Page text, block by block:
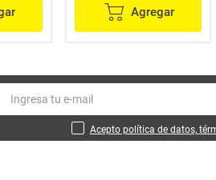
Agregar
Acepto política de datos,